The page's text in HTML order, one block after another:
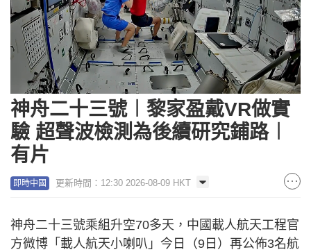
Unmute Loaded
90.55%
神舟二十三號︱黎家盈戴VR做實
驗 超聲波檢測為後續研究鋪路︱
有片
即時中國 更新時間：12:30 2026-08-09 HKT
神舟二十三號乘組升空70多天，中國載人航天工程官
方微博「載人航天小喇叭」今日（9日）再公佈3名航